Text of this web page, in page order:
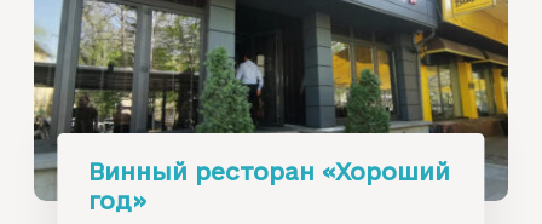
Винный ресторан «‎Хороший
год»‎